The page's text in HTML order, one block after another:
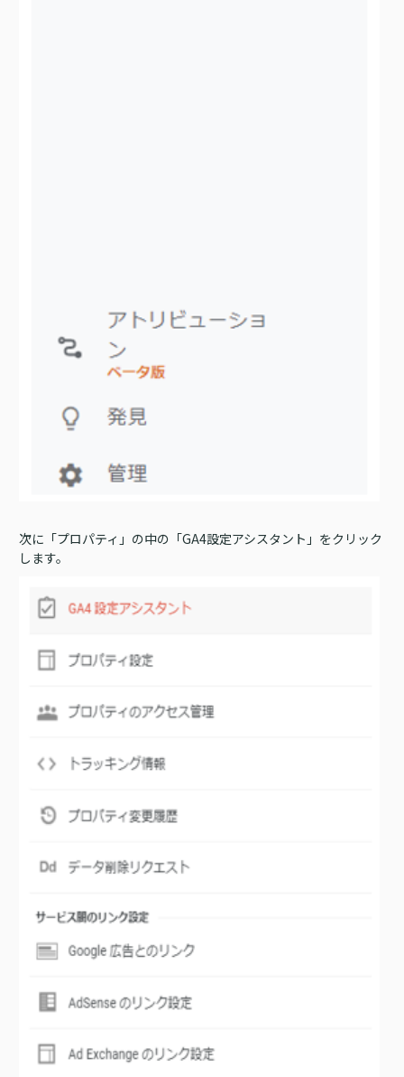
次に「プロパティ」の中の「GA4設定アシスタント」をクリック
します。